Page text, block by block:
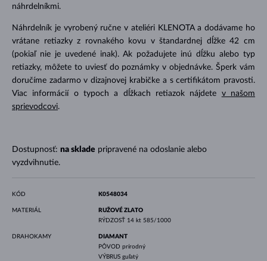
náhrdelníkmi.
Náhrdelník je vyrobený ručne v ateliéri KLENOTA a dodávame ho
vrátane retiazky z rovnakého kovu v štandardnej dĺžke 42 cm
(pokiaľ nie je uvedené inak). Ak požadujete inú dĺžku alebo typ
retiazky, môžete to uviesť do poznámky v objednávke. Šperk vám
doručíme zadarmo v dizajnovej krabičke a s certifikátom pravosti.
Viac informácií o typoch a dĺžkach retiazok nájdete v našom
sprievodcovi.
Dostupnosť: na sklade pripravené na odoslanie alebo
vyzdvihnutie.
KÓD K0548034
MATERIÁL
RUŽOVÉ ZLATO
RÝDZOSŤ 14 kt 585/1000
DRAHOKAMY
DIAMANT
PÔVOD prírodný
VÝBRUS guľatý